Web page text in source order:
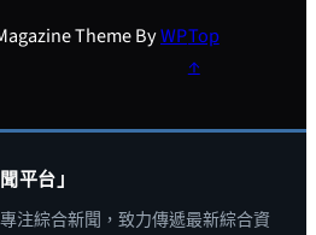
Theme ByWPTop
↑
平台」
注綜合新聞，致力傳遞最新綜合資